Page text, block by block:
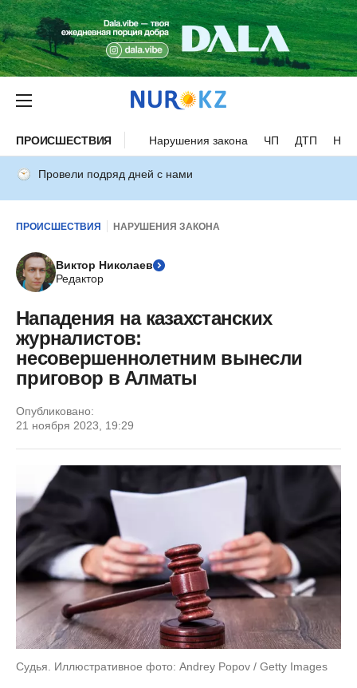
ПРОИСШЕСТВИЯ Нарушения закона ЧП ДТП
Провели подряд дней с нами
ПРОИСШЕСТВИЯ НАРУШЕНИЯ ЗАКОНА
Виктор Николаев
Редактор
Нападения на казахстанских
журналистов:
несовершеннолетним вынесли
приговор в Алматы
Опубликовано:
21 ноября 2023, 19:29
Судья. Иллюстративное фото: Andrey Popov / Getty Images